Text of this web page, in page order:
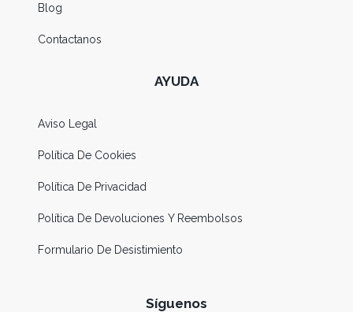
Blog
Contactanos
AYUDA
Aviso Legal
Política De Cookies
Política De Privacidad
Política De Devoluciones Y Reembolsos
Formulario De Desistimiento
Síguenos